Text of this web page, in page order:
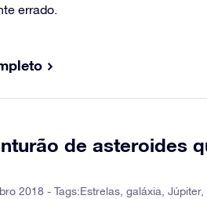
errado.
de asteroides
2018 - Tags:Estrelas galáxia Júpiter,